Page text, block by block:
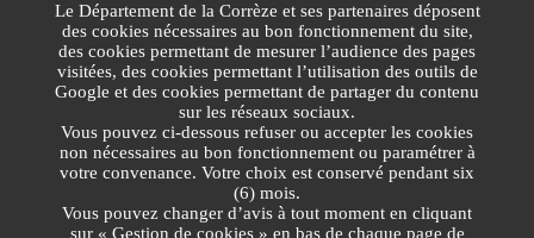
Nous contacter
Le Département de la Corrèze et ses partenaires déposent
des cookies nécessaires au bon fonctionnement du site,
des cookies permettant de mesurer l’audience des pages
visitées, des cookies permettant l’utilisation des outils de
Google et des cookies permettant de partager du contenu
sur les réseaux sociaux.
Vous pouvez ci-dessous refuser ou accepter les cookies
non nécessaires au bon fonctionnement ou paramétrer à
votre convenance. Votre choix est conservé pendant six
(6) mois.
Vous pouvez changer d’avis à tout moment en cliquant
sur « Gestion de cookies » en bas de chaque page de